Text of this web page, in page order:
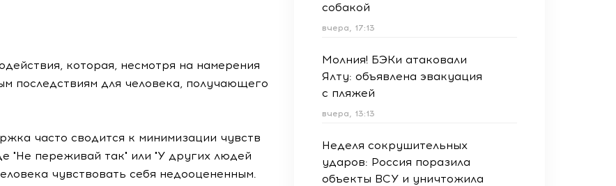
которая, несмотря на намерения
последствиям для человека, получающего
часто сводится к минимизации чувств
"Не переживай так" или "У других людей
чувствовать себя недооцененным.
собакой
вчера, 17:13
Молния! БЭКи атаковали
Ялту: объявлена эвакуация
с пляжей
вчера, 13:13
Неделя сокрушительных
ударов: Россия поразила
объекты ВСУ и уничтожила